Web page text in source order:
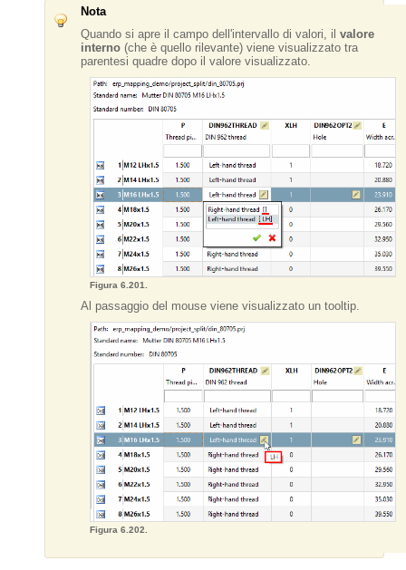
Nota
Quando si apre il campo dell'intervallo di valori, il valore
interno (che è quello rilevante) viene visualizzato tra
parentesi quadre dopo il valore visualizzato.
Figura 6.201.
Al passaggio del mouse viene visualizzato un tooltip.
Figura 6.202.